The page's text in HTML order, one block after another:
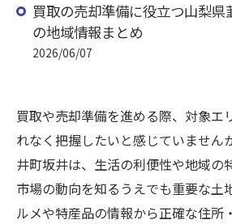
買取の売却準備に役立つ山梨
の地域情報まとめ
2026/06/07
買取や売却準備を進める際、対象エ
れなく把握したいと感じていません
井町坂井は、生活の利便性や地域の
市場の動向を知るうえでも重要な土
ルメや特産品の情報から正確な住所